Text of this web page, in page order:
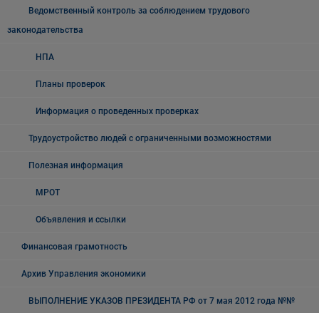
Ведомственный контроль за соблюдением трудового
законодательства
НПА
Планы проверок
Информация о проведенных проверках
Трудоустройство людей с ограниченными возможностями
Полезная информация
МРОТ
Объявления и ссылки
Финансовая грамотность
Архив Управления экономики
ВЫПОЛНЕНИЕ УКАЗОВ ПРЕЗИДЕНТА РФ от 7 мая 2012 года №№